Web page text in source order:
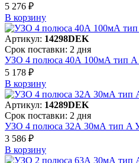
5 276 ₽
В корзинy
Артикул: 14298DEK
Срок поставки: 2 дня
УЗО 4 полюса 40А 100мА тип
5 178 ₽
В корзинy
Артикул: 14289DEK
Срок поставки: 2 дня
УЗО 4 полюса 32А 30мА тип A
3 586 ₽
В корзинy